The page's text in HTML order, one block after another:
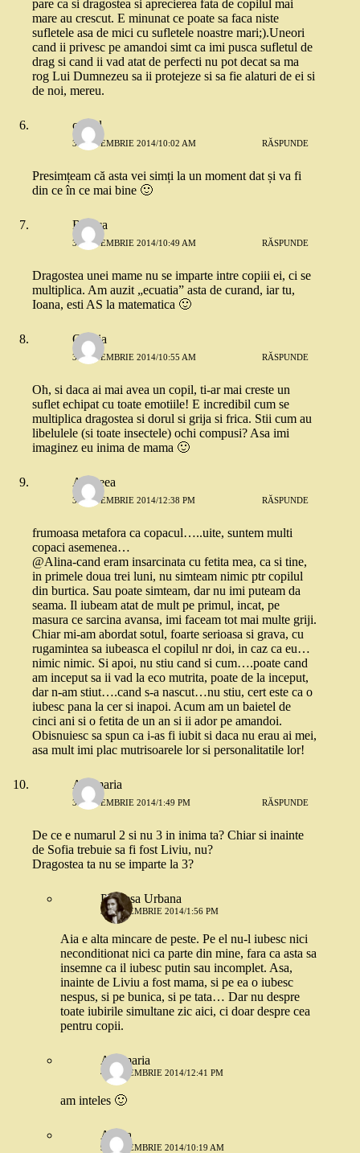
pare ca si dragostea si aprecierea fata de copilul mai
mare au crescut. E minunat ce poate sa faca niste
sufletele asa de mici cu sufletele noastre mari;).Uneori
cand ii privesc pe amandoi simt ca imi pusca sufletul de
drag si cand ii vad atat de perfecti nu pot decat sa ma
rog Lui Dumnezeu sa ii protejeze si sa fie alaturi de ei si
de noi, mereu.
catgal
3 SEPTEMBRIE 2014/10:02 AM RĂSPUNDE
Presimțeam că asta vei simți la un moment dat și va fi
din ce în ce mai bine 🙂
Raluca
3 SEPTEMBRIE 2014/10:49 AM RĂSPUNDE
Dragostea unei mame nu se imparte intre copiii ei, ci se
multiplica. Am auzit „ecuatia” asta de curand, iar tu,
Ioana, esti AS la matematica 🙂
Omnia
3 SEPTEMBRIE 2014/10:55 AM RĂSPUNDE
Oh, si daca ai mai avea un copil, ti-ar mai creste un
suflet echipat cu toate emotiile! E incredibil cum se
multiplica dragostea si dorul si grija si frica. Stii cum au
libelulele (si toate insectele) ochi compusi? Asa imi
imaginez eu inima de mama 🙂
Andreea
3 SEPTEMBRIE 2014/12:38 PM RĂSPUNDE
frumoasa metafora ca copacul…..uite, suntem multi
copaci asemenea…
@Alina-cand eram insarcinata cu fetita mea, ca si tine,
in primele doua trei luni, nu simteam nimic ptr copilul
din burtica. Sau poate simteam, dar nu imi puteam da
seama. Il iubeam atat de mult pe primul, incat, pe
masura ce sarcina avansa, imi faceam tot mai multe griji.
Chiar mi-am abordat sotul, foarte serioasa si grava, cu
rugamintea sa iubeasca el copilul nr doi, in caz ca eu…
nimic nimic. Si apoi, nu stiu cand si cum….poate cand
am inceput sa ii vad la eco mutrita, poate de la inceput,
dar n-am stiut….cand s-a nascut…nu stiu, cert este ca o
iubesc pana la cer si inapoi. Acum am un baietel de
cinci ani si o fetita de un an si ii ador pe amandoi.
Obisnuiesc sa spun ca i-as fi iubit si daca nu erau ai mei,
asa mult imi plac mutrisoarele lor si personalitatile lor!
Anamaria
3 SEPTEMBRIE 2014/1:49 PM RĂSPUNDE
De ce e numarul 2 si nu 3 in inima ta? Chiar si inainte
de Sofia trebuie sa fi fost Liviu, nu?
Dragostea ta nu se imparte la 3?
Printesa Urbana
3 SEPTEMBRIE 2014/1:56 PM
Aia e alta mincare de peste. Pe el nu-l iubesc nici
neconditionat nici ca parte din mine, fara ca asta sa
insemne ca il iubesc putin sau incomplet. Asa,
inainte de Liviu a fost mama, si pe ea o iubesc
nespus, si pe bunica, si pe tata… Dar nu despre
toate iubirile simultane zic aici, ci doar despre cea
pentru copii.
Anamaria
4 SEPTEMBRIE 2014/12:41 PM
am inteles 🙂
Adina
9 SEPTEMBRIE 2014/10:19 AM